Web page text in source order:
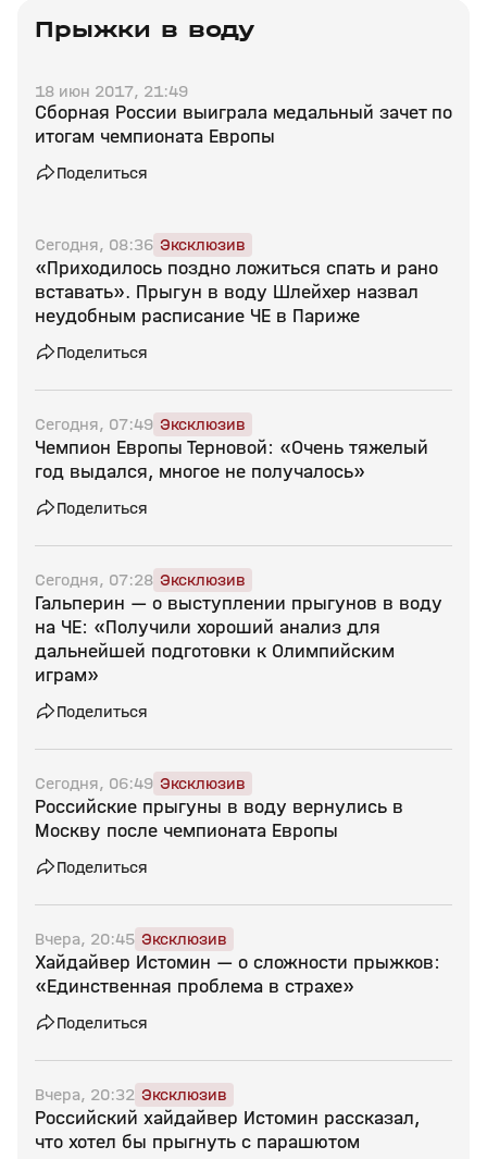
Прыжки в воду
18 июн 2017, 21:49
Сборная России выиграла медальный зачет по
итогам чемпионата Европы
Поделиться
Сегодня, 08:36 Эксклюзив
«Приходилось поздно ложиться спать и рано
вставать». Прыгун в воду Шлейхер назвал
неудобным расписание ЧЕ в Париже
Поделиться
Сегодня, 07:49 Эксклюзив
Чемпион Европы Терновой: «Очень тяжелый
год выдался, многое не получалось»
Поделиться
Сегодня, 07:28 Эксклюзив
Гальперин — о выступлении прыгунов в воду
на ЧЕ: «Получили хороший анализ для
дальнейшей подготовки к Олимпийским
играм»
Поделиться
Сегодня, 06:49 Эксклюзив
Российские прыгуны в воду вернулись в
Москву после чемпионата Европы
Поделиться
Вчера, 20:45 Эксклюзив
Хайдайвер Истомин — о сложности прыжков:
«Единственная проблема в страхе»
Поделиться
Вчера, 20:32 Эксклюзив
Российский хайдайвер Истомин рассказал,
что хотел бы прыгнуть с парашютом